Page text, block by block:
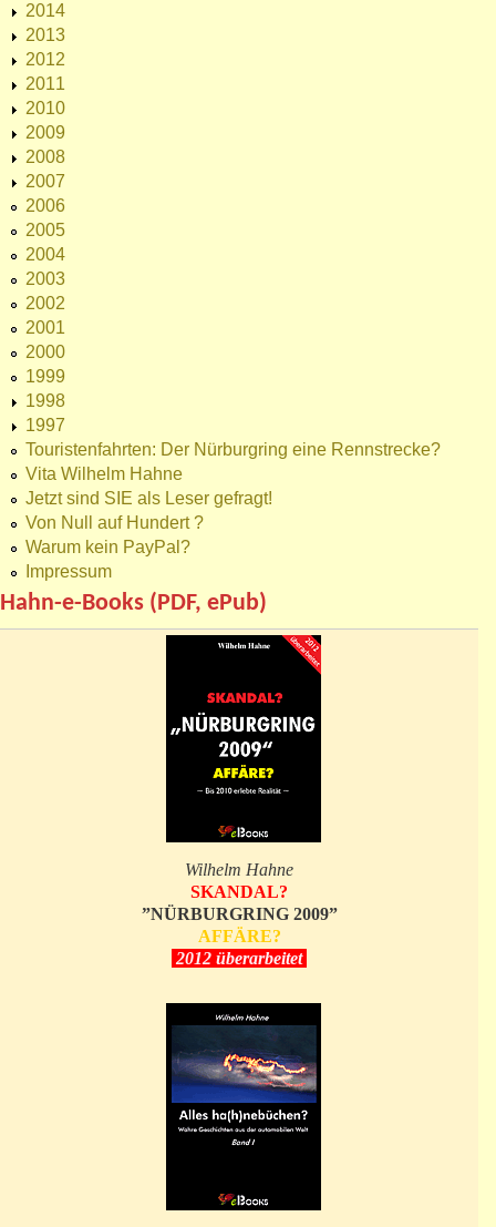
2014
2013
2012
2011
2010
2009
2008
2007
2006
2005
2004
2003
2002
2001
2000
1999
1998
1997
Touristenfahrten: Der Nürburgring eine Rennstrecke?
Vita Wilhelm Hahne
Jetzt sind SIE als Leser gefragt!
Von Null auf Hundert ?
Warum kein PayPal?
Impressum
Hahn-e-Books (PDF, ePub)
Wilhelm Hahne
SKANDAL?
”NÜRBURGRING 2009”
AFFÄRE?
2012 überarbeitet